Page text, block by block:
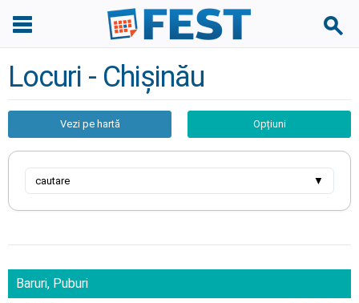
Locuri - Chișinău
Vezi pe hartă Opțiuni
cautare ▼
Baruri, Puburi